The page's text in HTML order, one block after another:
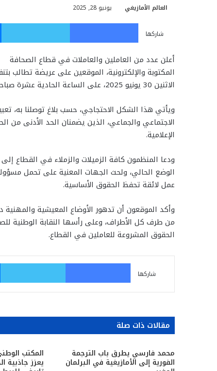
العالم الأمازيغي يونيو 28, 2025
شاركها
فيسبوك
أعلن عدد من العاملين والعاملات في قطاع الصحافة
المكتوبة والإلكترونية، الموقعين على عريضة تطالب
الاثنين 30 يونيو 2025، على الساعة الحادية عشرة صباحا، أمام مقر النقابة الوطنية للصحافة المغربية.
ويأتي هذا الشكل الاحتجاجي، حسب بلاغ توصلنا به،
الاجتماعي والجماعي، الذين يضمنان الحد الأدنى من
الإعلامية.
ودعا المنظمون كافة الزميلات والزملاء في القطاع
الوضع الحالي، ولحث الجهات المعنية على تحمل
عمل لائقة تحفظ الحقوق الأساسية.
وأكد الموقعون أن تدهور الأوضاع المعيشية
من طرف كل الأطراف، وعلى رأسها النقابة الوطنية
الحقوق المشروعة للعاملين في القطاع.
شاركها
فيسبوك
مقالات ذات صلة
محمد فارسي يطرق باب الترجمة
الفورية إلى الأمازيغية في البرلمان
المكتب
يعزز جاذبية